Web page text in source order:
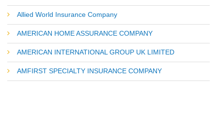
Allied World Insurance Company
AMERICAN HOME ASSURANCE COMPANY
AMERICAN INTERNATIONAL GROUP UK LIMITED
AMFIRST SPECIALTY INSURANCE COMPANY